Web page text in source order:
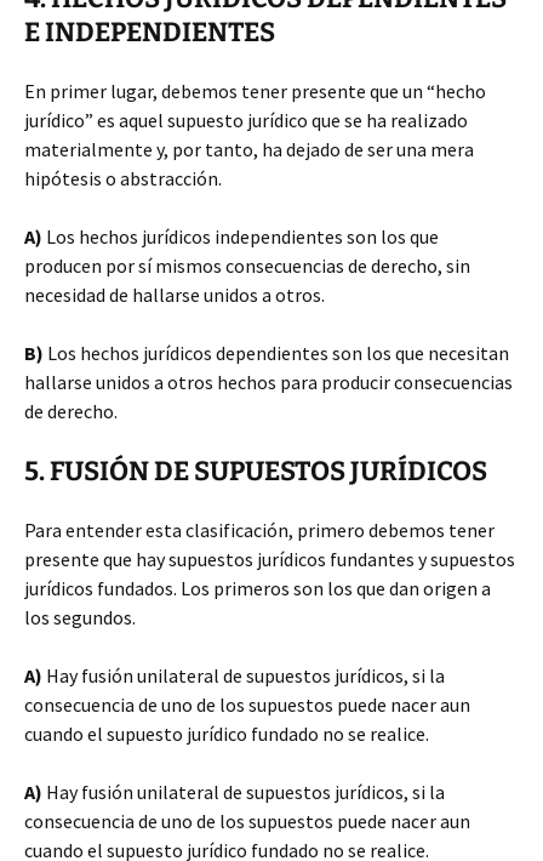
E INDEPENDIENTES
En primer lugar, debemos tener presente que un “hecho
jurídico” es aquel supuesto jurídico que se ha realizado
materialmente y, por tanto, ha dejado de ser una mera
hipótesis o abstracción.
A) Los hechos jurídicos independientes son los que
producen por sí mismos consecuencias de derecho, sin
necesidad de hallarse unidos a otros.
B) Los hechos jurídicos dependientes son los que necesitan
hallarse unidos a otros hechos para producir consecuencias
de derecho.
5. FUSIÓN DE SUPUESTOS JURÍDICOS
Para entender esta clasificación, primero debemos tener
presente que hay supuestos jurídicos fundantes y supuestos
jurídicos fundados. Los primeros son los que dan origen a
los segundos.
A) Hay fusión unilateral de supuestos jurídicos, si la
consecuencia de uno de los supuestos puede nacer aun
cuando el supuesto jurídico fundado no se realice.
A) Hay fusión unilateral de supuestos jurídicos, si la
consecuencia de uno de los supuestos puede nacer aun
cuando el supuesto jurídico fundado no se realice.